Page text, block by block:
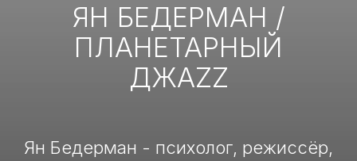
ЯН БЕДЕРМАН /
ПЛАНЕТАРНЫЙ
ДЖАZZ
Ян Бедерман - психолог, режиссёр,